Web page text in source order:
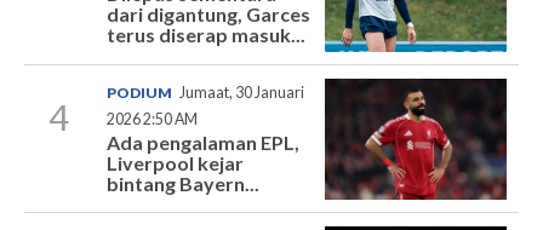
dari digantung, Garces
terus diserap masuk...
4
PODIUM Jumaat, 30 Januari
2026 2:50 AM
Ada pengalaman EPL,
Liverpool kejar
bintang Bayern...